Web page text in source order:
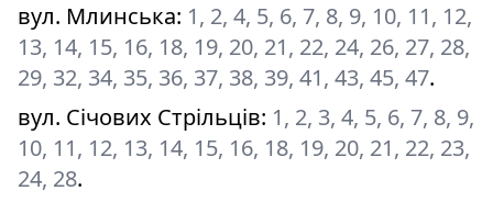
вул. Млинська: 1, 2, 4, 5, 6, 7, 8, 9, 10, 11, 12,
13, 14, 15, 16, 18, 19, 20, 21, 22, 24, 26, 27, 28,
29, 32, 34, 35, 36, 37, 38, 39, 41, 43, 45, 47.
вул. Січових Стрільців: 1, 2, 3, 4, 5, 6, 7, 8, 9,
10, 11, 12, 13, 14, 15, 16, 18, 19, 20, 21, 22, 23,
24, 28.